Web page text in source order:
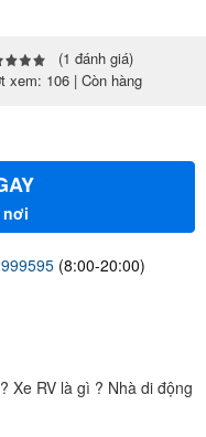
(1 đánh giá)
xem: 106 | Còn hàng
nơi
(8:00-20:00)
Xe RV là gì ? Nhà di động